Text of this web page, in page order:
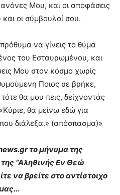
Μου, και οι αποφάσεις
οι σύμβουλοί σου.
να γίνεις το θύμα
του Εσταυρωμένου, και
Μου στον κόσμο χωρίς
Ποιος σε βρήκε,
θα μου πεις, δείχνοντάς
θα μείνω εδώ για
που διάλεξα.» (απόσπασμα)»
το μήνυμα της
“Αληθινής Εν Θεώ
να βρείτε στο αντίστοιχο